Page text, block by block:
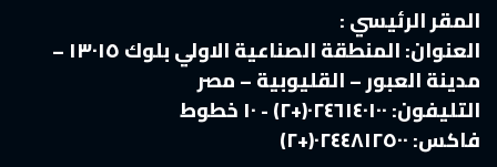
المقر الرئيسي :
العنوان:
المنطقة الصناعية الاولي بلوك ١٣٠١٥ –
مدينة العبور – القليوبية – مصر
التليفون:٠٢٤٦١٤٠١٠٠(+٢) - ١٠ خطوط
فاكس: